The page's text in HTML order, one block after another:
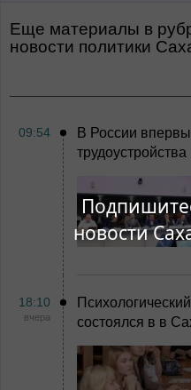
новости
Еще материалы в
Новости политики
09:54
В России
18:10
вчера
состоялся в в